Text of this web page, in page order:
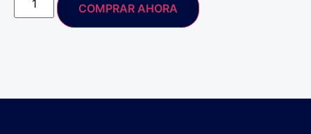
COMPRAR AHORA